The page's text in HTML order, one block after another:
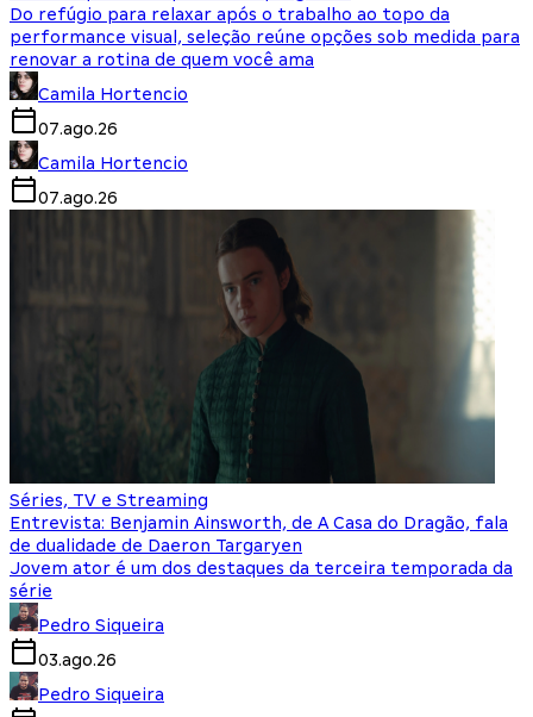
Do refúgio para relaxar após o trabalho ao topo da
performance visual, seleção reúne opções sob medida para
renovar a rotina de quem você ama
Camila Hortencio
07.ago.26
Camila Hortencio
07.ago.26
Séries, TV e Streaming
Entrevista: Benjamin Ainsworth, de A Casa do Dragão, fala
de dualidade de Daeron Targaryen
Jovem ator é um dos destaques da terceira temporada da
série
Pedro Siqueira
03.ago.26
Pedro Siqueira